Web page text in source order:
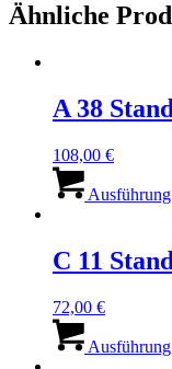
Ähnliche
A 38
108,00 €
C 11
72,00 €